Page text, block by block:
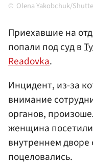
Olena Yakobchuk/
Приехавшие на
попали под суд в
Readovka.
Инцидент, из-за
внимание
органов,
женщина
внутреннем дворе
поцеловались.